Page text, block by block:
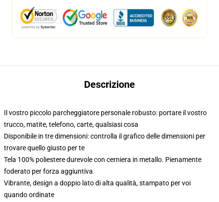
Descrizione
Il vostro piccolo parcheggiatore personale robusto: portare il vostro
trucco, matite, telefono, carte, qualsiasi cosa
Disponibile in tre dimensioni: controlla il grafico delle dimensioni per
trovare quello giusto per te
Tela 100% poliestere durevole con cerniera in metallo. Pienamente
foderato per forza aggiuntiva
Vibrante, design a doppio lato di alta qualità, stampato per voi
quando ordinate